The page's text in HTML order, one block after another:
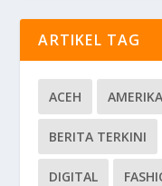
ARTIKEL TAG
ACEH
BERITA TERKINI
DIGITAL